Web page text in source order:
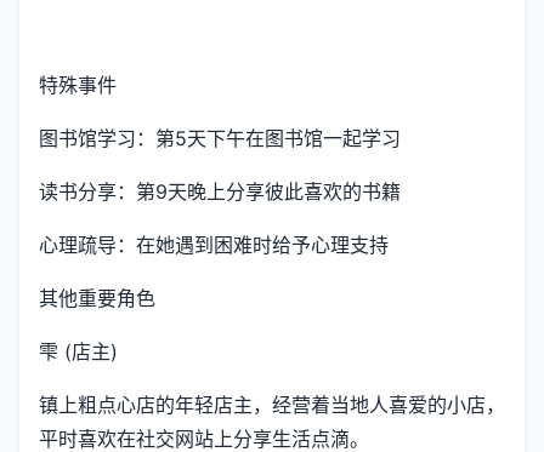
特殊事件
图书馆学习：第5天下午在图书馆一起学习
读书分享：第9天晚上分享彼此喜欢的书籍
心理疏导：在她遇到困难时给予心理支持
其他重要角色
雫 (店主)
镇上粗点心店的年轻店主，经营着当地人喜爱的小店，
平时喜欢在社交网站上分享生活点滴。